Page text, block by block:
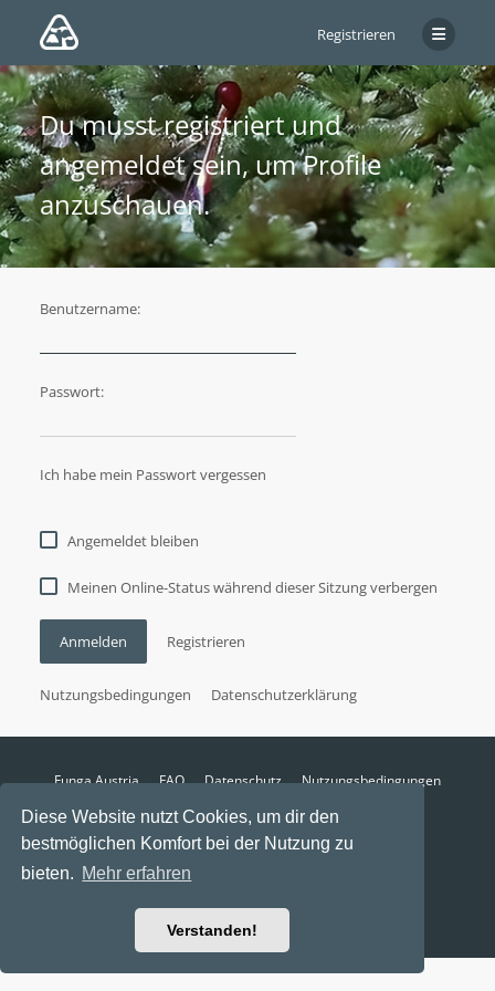
Diese Website nutzt Cookies, um dir den
bestmöglichen Komfort bei der Nutzung zu
bieten. Mehr erfahren
Verstanden!
Registrieren
Du musst registriert und
angemeldet sein, um Profile
anzuschauen.
Benutzername:
Passwort:
Ich habe mein Passwort vergessen
Angemeldet bleiben
Meinen Online-Status während dieser Sitzung verbergen
Anmelden Registrieren
Nutzungsbedingungen Datenschutzerklärung
Funga Austria FAQ Datenschutz
Nutzungsbedingungen
Alle Zeiten sindUTC+02:00
Aktuelle Zeit: 7. August 2026, 14:26
Powered byphpBB
Ravaio Theme byGramziu